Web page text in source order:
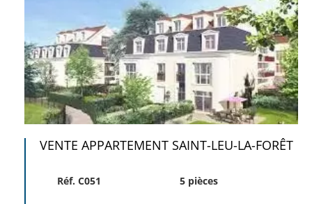
VENTE APPARTEMENT SAINT-LEU-LA-FORÊT
Réf. C051 5 pièces